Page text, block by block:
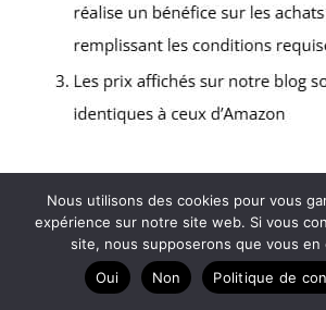
Copyright © 2026 Ma peau parfaite -
A propos
Contact
Nous utilisons des cookies pour vous
expérience sur notre site web. Si vous
site, nous supposerons que vous en
Oui
Non Politique de